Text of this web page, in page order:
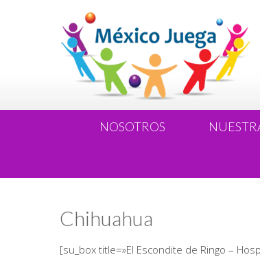
NOSOTROS
Chihuahua
[su_box title=»El Escondite de Ringo –